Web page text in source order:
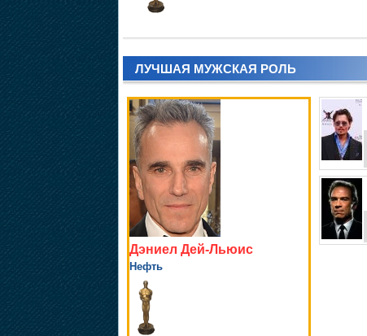
ЛУЧШАЯ МУЖСКАЯ РОЛЬ
Дэниел Дей-Льюис
Нефть